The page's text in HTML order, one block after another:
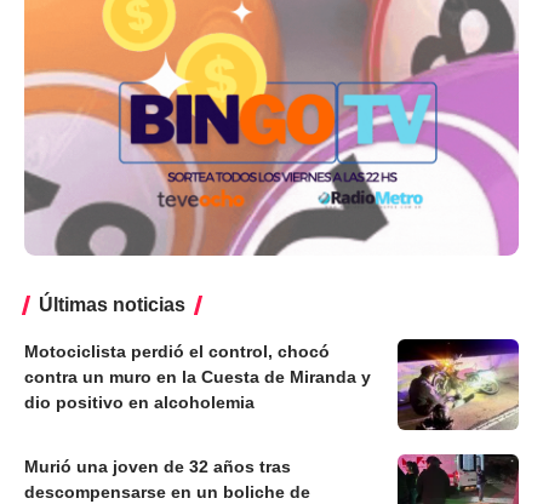
Últimas noticias
Motociclista perdió el control, chocó
contra un muro en la Cuesta de Miranda y
dio positivo en alcoholemia
Murió una joven de 32 años tras
descompensarse en un boliche de